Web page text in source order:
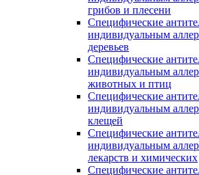
грибов и плесени
Специфические
индивидуальным
деревьев
Специфические
индивидуальным
животных и птиц
Специфические
индивидуальным
клещей
Специфические
индивидуальным
лекарств и химических
Специфические